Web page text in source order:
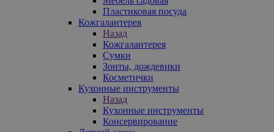
Пластиковая посуда
Кожгалантерея
Назад
Кожгалантерея
Сумки
Зонты, дождевики
Косметички
Кухонные инструменты
Назад
Кухонные инструменты
Консервирование